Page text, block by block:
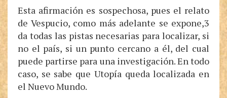
Esta afirmación es sospechosa, pues el relato
de Vespucio, como más adelante se expone,3
da todas las pistas necesarias para localizar, si
no el país, si un punto cercano a él, del cual
puede partirse para una investigación. En todo
caso, se sabe que Utopía queda localizada en
el Nuevo Mundo.